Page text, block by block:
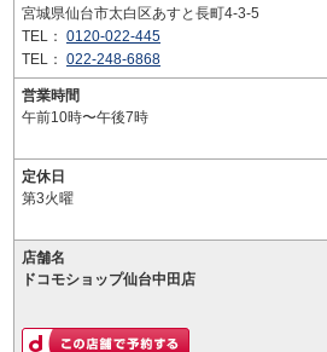
宮城県仙台市太白区あすと長町4-3-5
TEL： 0120-022-445
TEL： 022-248-6868
営業時間
午前10時〜午後7時
定休日
第3火曜
店舗名
ドコモショップ仙台中田店